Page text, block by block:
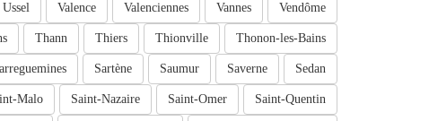
Vendôme
Vannes
Valenciennes
Valence
Ussel
Thonon-les-Bains
Thionville
Thiers
Thann
Sedan
Saverne
Saumur
Sartène
Saint-Quentin
Saint-Omer
Saint-Nazaire
Malo